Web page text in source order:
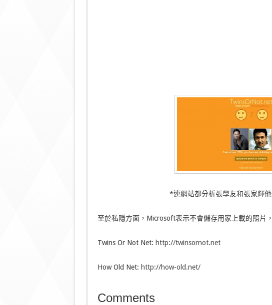
*連網站都分析張學友和張家輝他
至於私隱方面，Microsoft表示不會儲存用家上載的照片
Twins Or Not Net: http://twinsornot.net
How Old Net: http://how-old.net/
Comments